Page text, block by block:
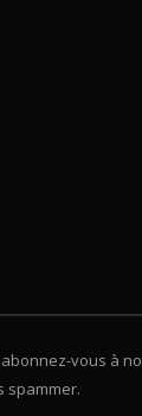
vous à
spammer.